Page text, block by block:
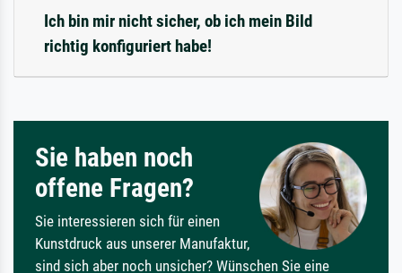
Ich bin mir nicht sicher, ob ich mein Bild
richtig konfiguriert habe!
Sie haben noch
offene Fragen?
Sie interessieren sich für einen
Kunstdruck aus unserer Manufaktur,
sind sich aber noch unsicher? Wünschen Sie eine